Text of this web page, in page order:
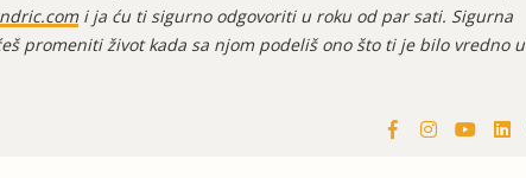
i ja ću ti sigurno odgovoriti u roku od par sati. Sigurna
promeniti život kada sa njom podeliš ono što ti je bilo vredno u